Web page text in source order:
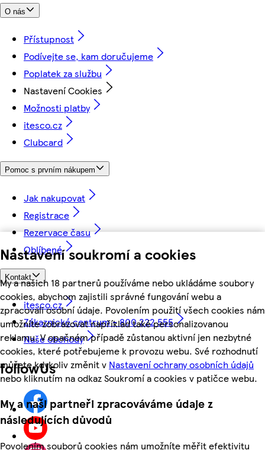
Nastavení soukromí a cookies
My a našich 18 partnerů používáme nebo ukládáme soubory
cookies, abychom zajistili správné fungování webu a
zpracovali osobní údaje. Povolením použití všech cookies nám
umožníte zobrazovat například také personalizovanou
reklamu. V opačném případě zůstanou aktivní jen nezbytné
cookies, které potřebujeme k provozu webu. Své rozhodnutí
můžete kdykoliv změnit v Nastavení ochrany osobních údajů
nebo kliknutím na odkaz Soukromí a cookies v patičce webu.
My a naši partneři zpracováváme údaje z
následujících důvodů
Povolením souborů cookies nám umožníte měřit efektivitu
O nás
Přístupnost
Podívejte se, kam doručujeme
Poplatek za službu
Nastavení Cookies
Možnosti platby
itesco.cz
Clubcard
Pomoc s prvním nákupem
Jak nakupovat
Registrace
Rezervace času
Oblíbené
Kontakt
itesco.cz
Zákaznické centrum - 800 222 555
Naše obchody
followUs